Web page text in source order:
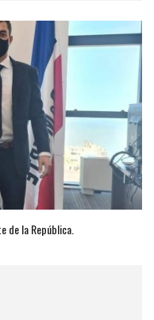
de la República.